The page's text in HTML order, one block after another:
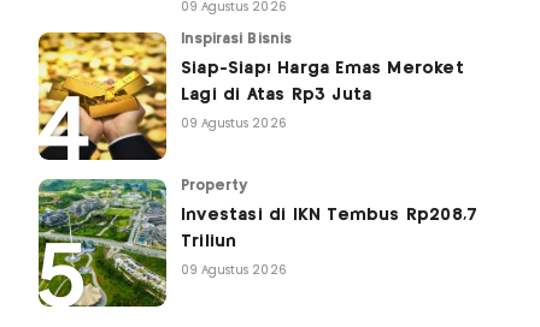
09 Agustus 2026
Inspirasi Bisnis
Siap-Siap! Harga Emas Meroket
Lagi di Atas Rp3 Juta
09 Agustus 2026
Property
Investasi di IKN Tembus Rp208,7
Triliun
09 Agustus 2026